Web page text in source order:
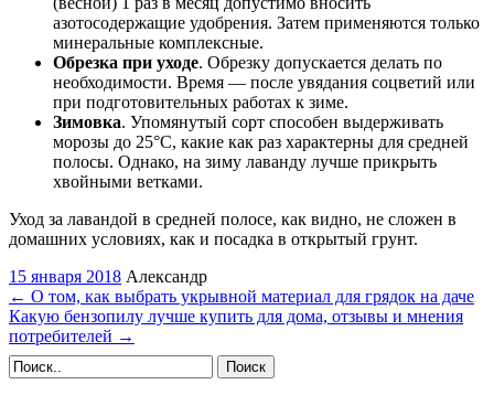
азотосодержащие удобрения. Затем применяются только
минеральные комплексные.
Обрезка при уходе. Обрезку допускается делать по
необходимости. Время — после увядания соцветий или
при подготовительных работах к зиме.
Зимовка. Упомянутый сорт способен выдерживать
морозы до 25°С, какие как раз характерны для средней
полосы. Однако, на зиму лаванду лучше прикрыть
хвойными ветками.
Уход за лавандой в средней полосе, как видно, не сложен в
домашних условиях, как и посадка в открытый грунт.
15 января 2018 Александр
← О том, как выбрать укрывной материал для грядок на даче
Какую бензопилу лучше купить для дома, отзывы и мнения
потребителей →
Поиск